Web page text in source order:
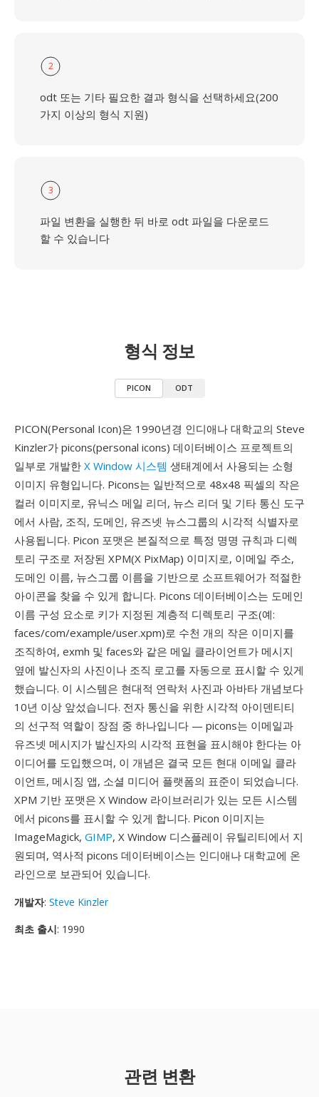
2
odt 또는 기타 필요한 결과 형식을 선택하세요(200
가지 이상의 형식 지원)
3
파일 변환을 실행한 뒤 바로 odt 파일을 다운로드
할 수 있습니다
형식 정보
PICON ODT
PICON(Personal Icon)은 1990년경 인디애나 대학교의 Steve
Kinzler가 picons(personal icons) 데이터베이스 프로젝트의
일부로 개발한 X Window 시스템 생태계에서 사용되는 소형
이미지 유형입니다. Picons는 일반적으로 48x48 픽셀의 작은
컬러 이미지로, 유닉스 메일 리더, 뉴스 리더 및 기타 통신 도구
에서 사람, 조직, 도메인, 유즈넷 뉴스그룹의 시각적 식별자로
사용됩니다. Picon 포맷은 본질적으로 특정 명명 규칙과 디렉
토리 구조로 저장된 XPM(X PixMap) 이미지로, 이메일 주소,
도메인 이름, 뉴스그룹 이름을 기반으로 소프트웨어가 적절한
아이콘을 찾을 수 있게 합니다. Picons 데이터베이스는 도메인
이름 구성 요소로 키가 지정된 계층적 디렉토리 구조(예:
faces/com/example/user.xpm)로 수천 개의 작은 이미지를
조직하여, exmh 및 faces와 같은 메일 클라이언트가 메시지
옆에 발신자의 사진이나 조직 로고를 자동으로 표시할 수 있게
했습니다. 이 시스템은 현대적 연락처 사진과 아바타 개념보다
10년 이상 앞섰습니다. 전자 통신을 위한 시각적 아이덴티티
의 선구적 역할이 장점 중 하나입니다 — picons는 이메일과
유즈넷 메시지가 발신자의 시각적 표현을 표시해야 한다는 아
이디어를 도입했으며, 이 개념은 결국 모든 현대 이메일 클라
이언트, 메시징 앱, 소셜 미디어 플랫폼의 표준이 되었습니다.
XPM 기반 포맷은 X Window 라이브러리가 있는 모든 시스템
에서 picons를 표시할 수 있게 합니다. Picon 이미지는
ImageMagick, GIMP, X Window 디스플레이 유틸리티에서 지
원되며, 역사적 picons 데이터베이스는 인디애나 대학교에 온
라인으로 보관되어 있습니다.
개발자: Steve Kinzler
최초 출시: 1990
관련 변환